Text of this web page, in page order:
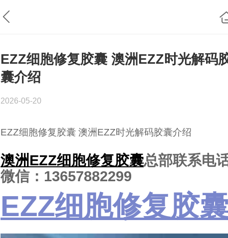
EZZ细胞修复胶囊 澳洲EZZ时光解码
囊介绍
2026-05-20
EZZ细胞修复胶囊 澳洲EZZ时光解码胶囊介绍
澳洲EZZ细胞修复胶囊总部联系电
微信：13657882299
EZZ细胞修复胶囊